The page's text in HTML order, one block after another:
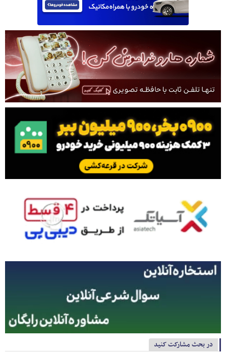
در بحث مشارکت کنید